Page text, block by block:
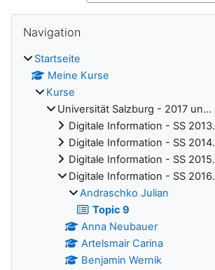
Navigation
Startseite
Meine Kurse
Kurse
Universität Salzburg - 2017 un...
Digitale Information - SS
Digitale Information - SS
Digitale Information - SS
Digitale Information - SS
Andraschko Julian
Topic 9
Anna Neubauer
Artelsmair Carina
Benjamin Wernik